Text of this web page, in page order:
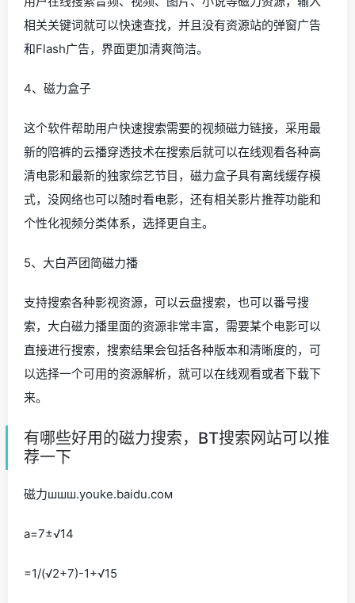
相关关键词就可以快速查找，并且没有资源站的弹窗广告
和Flash广告，界面更加清爽简洁。
4、磁力盒子
这个软件帮助用户快速搜索需要的视频磁力链接，采用最
新的陪裤的云播穿透技术在搜索后就可以在线观看各种高
清电影和最新的独家综艺节目，磁力盒子具有离线缓存模
式，没网络也可以随时看电影，还有相关影片推荐功能和
个性化视频分类体系，选择更自主。
5、大白芦团简磁力播
支持搜索各种影视资源，可以云盘搜索，也可以番号搜
索，大白磁力播里面的资源非常丰富，需要某个电影可以
直接进行搜索，搜索结果会包括各种版本和清晰度的，可
以选择一个可用的资源解析，就可以在线观看或者下载下
来。
有哪些好用的磁力搜索，BT搜索网站可以推
荐一下
磁力шшш.youke.baidu.сом
a=7±√14
=1/(√2+7)-1+√15